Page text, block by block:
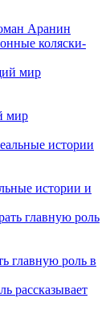
Аранин
коляски-
мир
истории и
главную роль в